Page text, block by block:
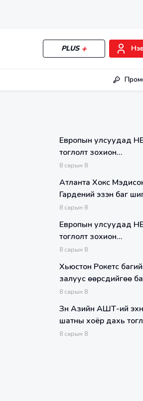
PLUS
Европын улсуудад
тоглолт зохион
байгуулагдах талаар
8сарын 8
Атланта Хокс
Гардений эзэн баг
тоглолоо
8сарын 8
Европын улсуудад
тоглолт зохион
байгуулагдах талаар
ярилцаж эхэлж ээ
8сарын 8
Хьюстон Рокетс
залуус өөрсдийгөө
харуулах цаг нь
8сарын 8
Зүүн Азийн АШТ-ий
шатны хоёр дахь
өнөөдөр Хятадын
8сарын 8